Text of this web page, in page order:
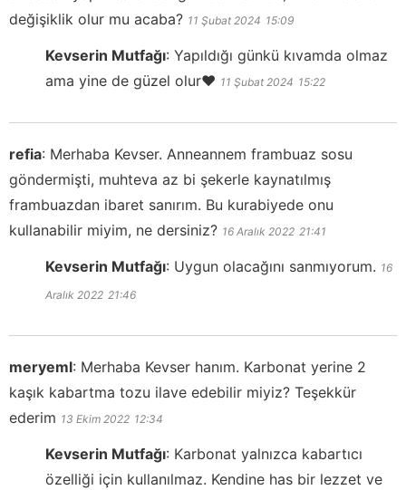
değişiklik olur mu acaba? 11 Şubat 2024 15:09
Kevserin Mutfağı: Yapıldığı günkü kıvamda olmaz
ama yine de güzel olur❤️ 11 Şubat 2024 15:22
refia: Merhaba Kevser. Anneannem frambuaz sosu
göndermişti, muhteva az bi şekerle kaynatılmış
frambuazdan ibaret sanırım. Bu kurabiyede onu
kullanabilir miyim, ne dersiniz? 16 Aralık 2022 21:41
Kevserin Mutfağı: Uygun olacağını sanmıyorum. 16
Aralık 2022 21:46
meryeml: Merhaba Kevser hanım. Karbonat yerine 2
kaşık kabartma tozu ilave edebilir miyiz? Teşekkür
ederim 13 Ekim 2022 12:34
Kevserin Mutfağı: Karbonat yalnızca kabartıcı
özelliği için kullanılmaz. Kendine has bir lezzet ve